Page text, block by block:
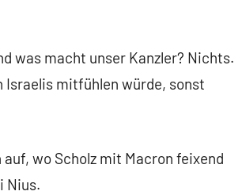
was macht unser Kanzler? Nichts.
Israelis mitfühlen würde, sonst
wo Scholz mit Macron feixend
Nius.